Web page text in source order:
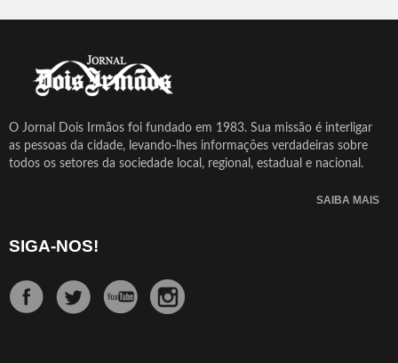
O Jornal Dois Irmãos foi fundado em 1983. Sua missão é interligar
as pessoas da cidade, levando-lhes informações verdadeiras sobre
todos os setores da sociedade local, regional, estadual e nacional.
SAIBA MAIS
SIGA-NOS!